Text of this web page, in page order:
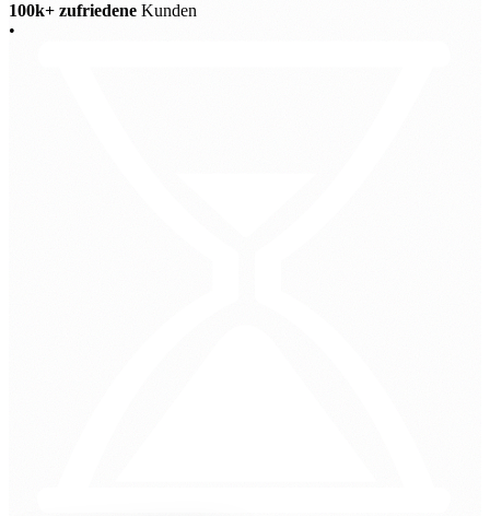
100k+ zufriedene Kunden
•